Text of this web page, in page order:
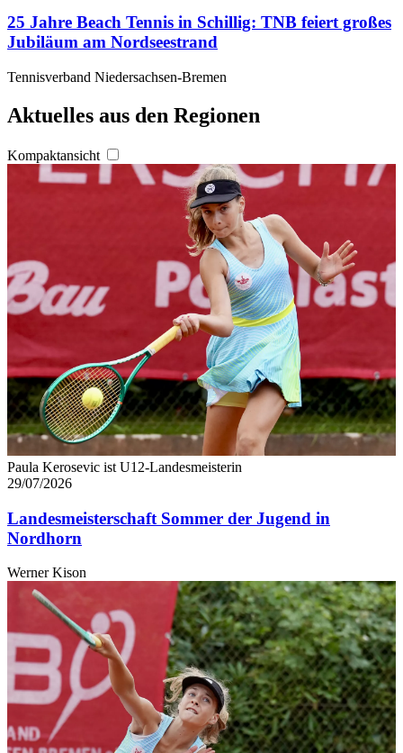
25 Jahre Beach Tennis in Schillig: TNB feiert großes
Jubiläum am Nordseestrand
Tennisverband Niedersachsen-Bremen
Aktuelles aus den Regionen
Kompaktansicht
Paula Kerosevic ist U12-Landesmeisterin
29/07/2026
Landesmeisterschaft Sommer der Jugend in
Nordhorn
Werner Kison